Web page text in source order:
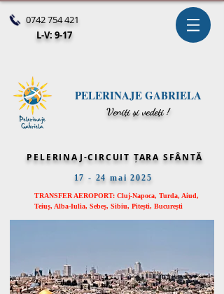
0742 754 421
L-V: 9-17
PELERINAJE GABRIELA
Veniți și vedeți !
PELERINAJ-CIRCUIT ȚARA SFÂNTĂ
17 - 24 mai 2025
TRANSFER AEROPORT: Cluj-Napoca, Turda, Aiud,
Teiuș, Alba-Iulia, Sebeș, Sibiu, Pitești, București